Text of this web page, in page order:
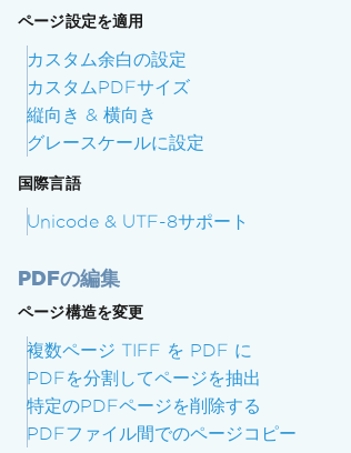
ページ設定を適用
カスタム余白の設定
カスタムPDFサイズ
縦向き & 横向き
グレースケールに設定
国際言語
Unicode & UTF-8サポート
PDFの編集
ページ構造を変更
複数ページ TIFF を PDF に
PDFを分割してページを抽出
特定のPDFページを削除する
PDFファイル間でのページコピー